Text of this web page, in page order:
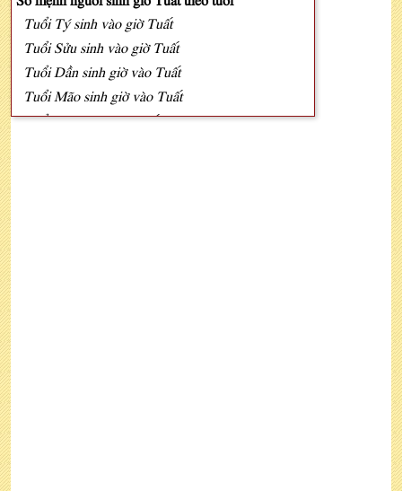
Tuổi Tý sinh vào giờ Tuất
Tuổi Sửu sinh vào giờ Tuất
Tuổi Dần sinh giờ vào Tuất
Tuổi Mão sinh giờ vào Tuất
Tuổi Thìn sinh giờ Tuất